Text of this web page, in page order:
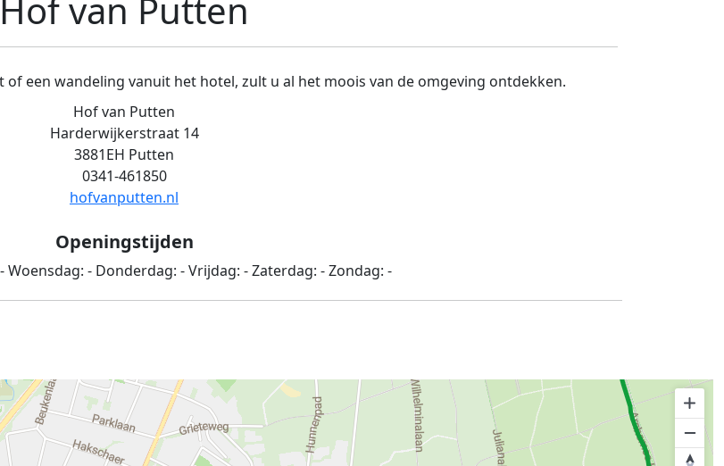
Hof van Putten
een wandeling vanuit het hotel, zult u al het moois van de omgeving ontdekken.
Hof van Putten
Harderwijkerstraat 14
3881EH Putten
0341-461850
hofvanputten.nl
Openingstijden
-Woensdag: - Donderdag: -Vrijdag: -Zaterdag: -Zondag: -